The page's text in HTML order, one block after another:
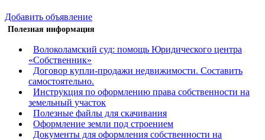
Добавить объявление
Полезная информация
Волоколамский суд: помощь Юридического центра
«Собственник»
Договор купли-продажи недвижимости. Составить
самостоятельно.
Инструкция по оформлению права собственности на
земельный участок
Полезные файлы для скачивания
Оформление земли под строением
Документы для оформления собственности на